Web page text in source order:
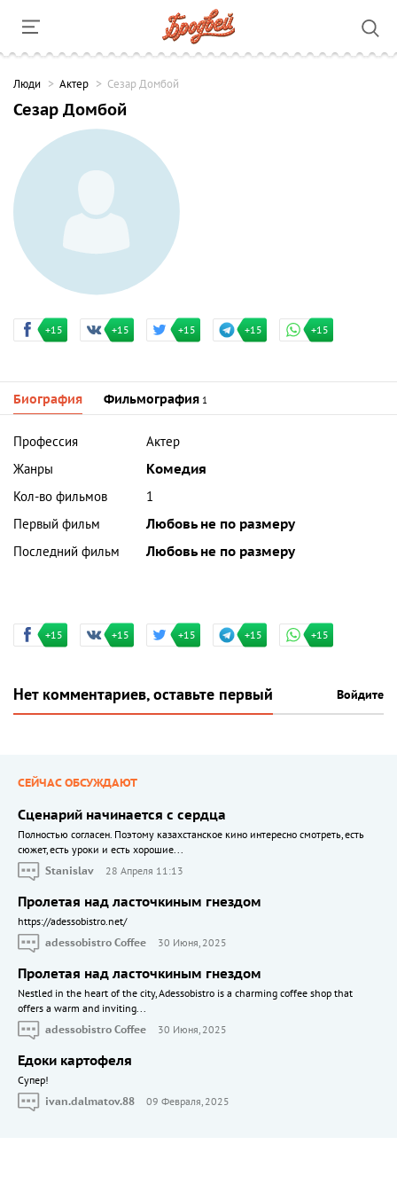
Люди Актер Сезар Домбой
Сезар Домбой
+15 +15 +15 +15 +15
Биография Фильмография 1
Профессия
Актер
Жанры
Комедия
Кол-во фильмов
1
Первый фильм
Любовь не по размеру
Последний фильм
Любовь не по размеру
+15 +15 +15 +15 +15
Нет комментариев, оставьте первый Войдите
СЕЙЧАС ОБСУЖДАЮТ
Сценарий начинается с сердца
Полностью согласен. Поэтому казахстанское кино интересно смотреть, есть
сюжет, есть уроки и есть хорошие...
Stanislav
28 Апреля 11:13
Пролетая над ласточкиным гнездом
https://adessobistro.net/
adessobistro Coffee
30 Июня, 2025
Пролетая над ласточкиным гнездом
Nestled in the heart of the city, Adessobistro is a charming coffee shop that
offers a warm and inviting...
adessobistro Coffee
30 Июня, 2025
Едоки картофеля
Cупер!
ivan.dalmatov.88
09 Февраля, 2025